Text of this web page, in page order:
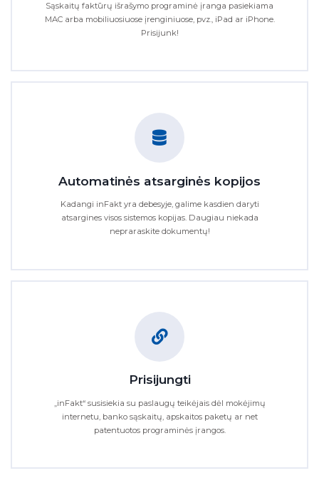
Sąskaitų faktūrų išrašymo programinė įranga pasiekiama
MAC arba mobiliuosiuose įrenginiuose, pvz., iPad ar iPhone.
Prisijunk!
Automatinės atsarginės kopijos
Kadangi inFakt yra debesyje, galime kasdien daryti
atsargines visos sistemos kopijas. Daugiau niekada
nepraraskite dokumentų!
Prisijungti
„inFakt“ susisiekia su paslaugų teikėjais dėl mokėjimų
internetu, banko sąskaitų, apskaitos paketų ar net
patentuotos programinės įrangos.